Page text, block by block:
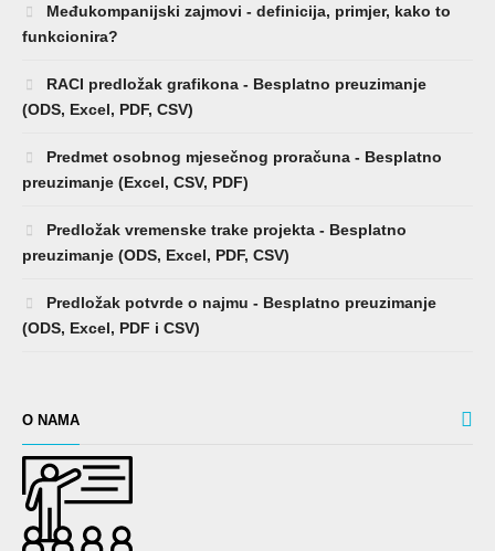
Međukompanijski zajmovi - definicija, primjer, kako to
funkcionira?
RACI predložak grafikona - Besplatno preuzimanje
(ODS, Excel, PDF, CSV)
Predmet osobnog mjesečnog proračuna - Besplatno
preuzimanje (Excel, CSV, PDF)
Predložak vremenske trake projekta - Besplatno
preuzimanje (ODS, Excel, PDF, CSV)
Predložak potvrde o najmu - Besplatno preuzimanje
(ODS, Excel, PDF i CSV)
O NAMA